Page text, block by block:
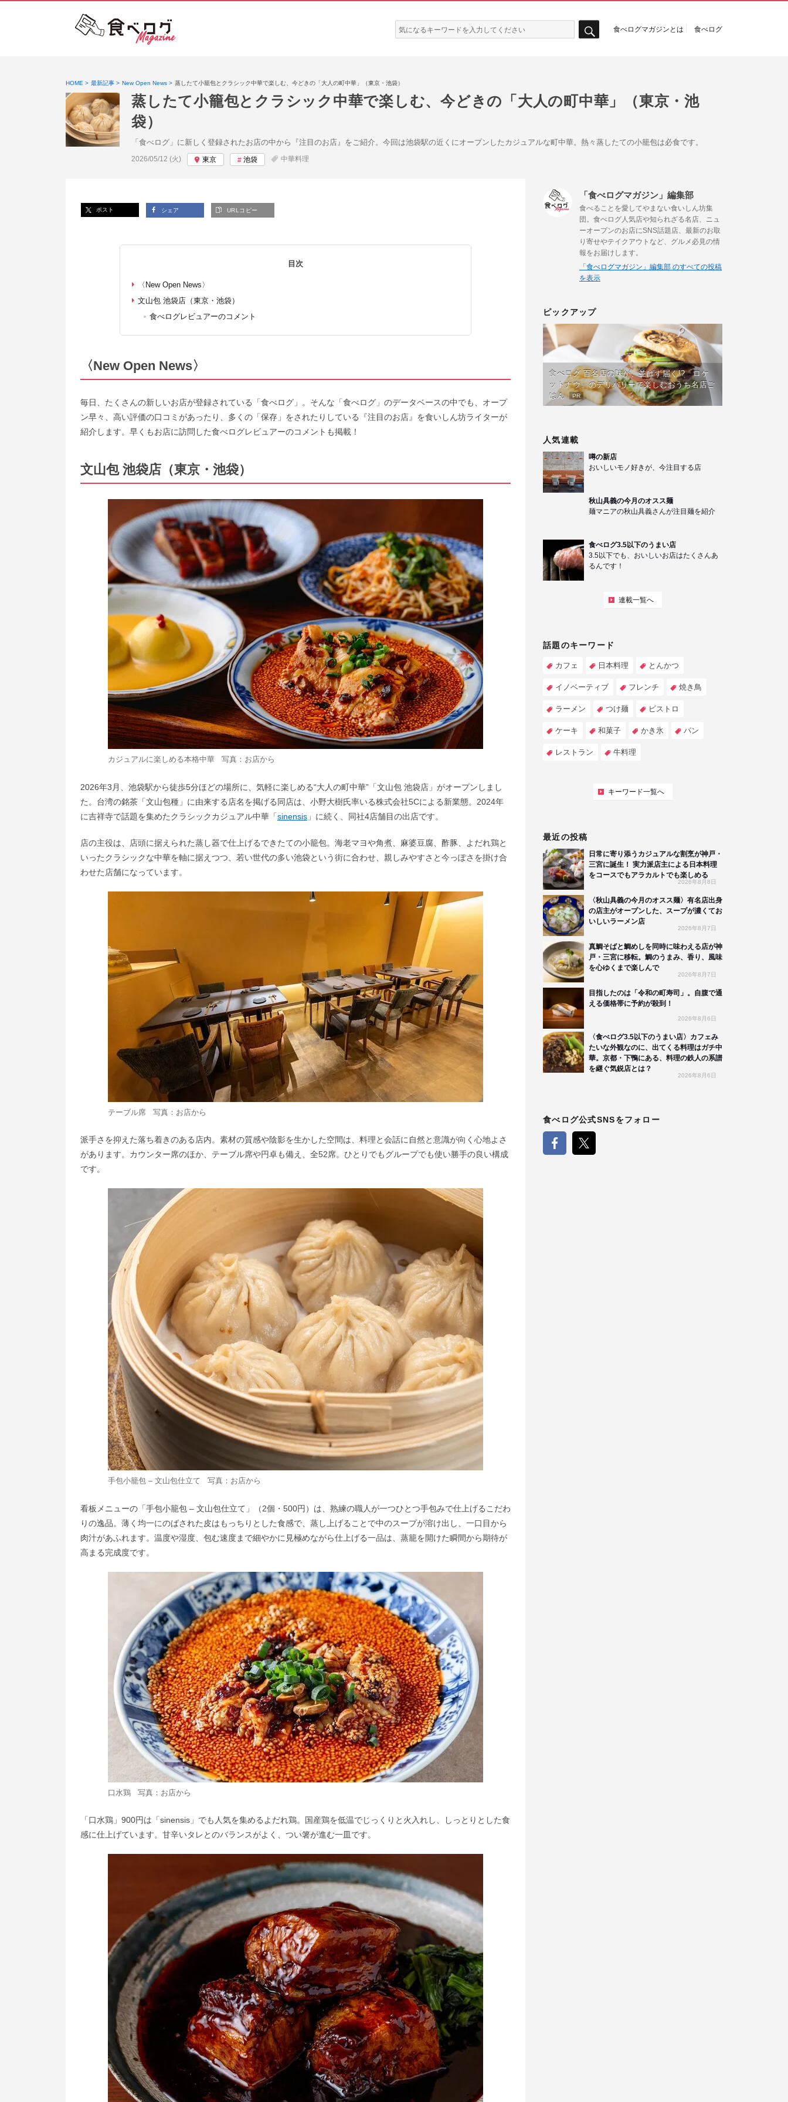
検
索:
食べログマガジンとは 食べログ
HOME 最新記事 New Open News 蒸したて小籠包とクラシック中華で楽しむ、今どきの「大人の町中華」（東京・池袋）
蒸したて小籠包とクラシック中華で楽しむ、今どきの「大人の町中華」（東京・池
袋）
「食べログ」に新しく登録されたお店の中から『注目のお店』をご紹介。今回は池袋駅の近くにオープンしたカジュアルな町中華。熱々蒸したての小籠包は必食です。
投稿日:
2026/05/12 (火) 東京 池袋 中華料理
ポスト シェア URLコピー
目次
〈New Open News〉
文山包 池袋店（東京・池袋）
食べログレビュアーのコメント
〈New Open News〉
毎日、たくさんの新しいお店が登録されている「食べログ」。そんな「食べログ」のデータベースの中でも、オープ
ン早々、高い評価の口コミがあったり、多くの「保存」をされたりしている『注目のお店』を食いしん坊ライターが
紹介します。早くもお店に訪問した食べログレビュアーのコメントも掲載！
文山包 池袋店（東京・池袋）
カジュアルに楽しめる本格中華 写真：お店から
2026年3月、池袋駅から徒歩5分ほどの場所に、気軽に楽しめる“大人の町中華”「文山包 池袋店」がオープンしまし
た。台湾の銘茶「文山包種」に由来する店名を掲げる同店は、小野大樹氏率いる株式会社5Cによる新業態。2024年
に吉祥寺で話題を集めたクラシックカジュアル中華「sinensis 」に続く、同社4店舗目の出店です。
店の主役は、店頭に据えられた蒸し器で仕上げるできたての小籠包。海老マヨや角煮、麻婆豆腐、酢豚、よだれ鶏と
いったクラシックな中華を軸に据えつつ、若い世代の多い池袋という街に合わせ、親しみやすさと今っぽさを掛け合
わせた店舗になっています。
テーブル席 写真：お店から
派手さを抑えた落ち着きのある店内。素材の質感や陰影を生かした空間は、料理と会話に自然と意識が向く心地よさ
があります。カウンター席のほか、テーブル席や円卓も備え、全52席。ひとりでもグループでも使い勝手の良い構成
です。
手包小籠包 – 文山包仕立て 写真：お店から
看板メニューの「手包小籠包 – 文山包仕立て」（2個・500円）は、熟練の職人が一つひとつ手包みで仕上げるこだわ
りの逸品。薄く均一にのばされた皮はもっちりとした食感で、蒸し上げることで中のスープが溶け出し、一口目から
肉汁があふれます。温度や湿度、包む速度まで細やかに見極めながら仕上げる一品は、蒸籠を開けた瞬間から期待が
高まる完成度です。
口水鶏 写真：お店から
「口水鶏」900円は「sinensis」でも人気を集めるよだれ鶏。国産鶏を低温でじっくりと火入れし、しっとりとした食
感に仕上げています。甘辛いタレとのバランスがよく、つい箸が進む一皿です。
「食べログマガジン」編集部
食べることを愛してやまない食いしん坊集
団。食べログ人気店や知られざる名店、ニュ
ーオープンのお店にSNS話題店、最新のお取
り寄せやテイクアウトなど、グルメ必見の情
報をお届けします。
「食べログマガジン」編集部 のすべての投稿
を表示
ピックアップ
食べログ 百名店の味が、並ばず届く!?「ロケ
ットナウ」のデリバリーで楽しむおうち名店ご
はん
PR
人気連載
噂の新店
おいしいモノ好きが、今注目する店
秋山具義の今月のオスス麺
麺マニアの秋山具義さんが注目麺を紹介
食べログ3.5以下のうまい店
3.5以下でも、おいしいお店はたくさんあ
るんです！
連載一覧へ
話題のキーワード
カフェ 日本料理 とんかつ
イノベーティブ フレンチ 焼き鳥
ラーメン つけ麺 ビストロ
ケーキ 和菓子 かき氷 パン
レストラン 牛料理
キーワード一覧へ
最近の投稿
日常に寄り添うカジュアルな割烹が神戸・
三宮に誕生！ 実力派店主による日本料理
をコースでもアラカルトでも楽しめる
2026年8月8日
〈秋山具義の今月のオスス麺〉有名店出身
の店主がオープンした、スープが濃くてお
いしいラーメン店
2026年8月7日
真鯛そばと鯛めしを同時に味わえる店が神
戸・三宮に移転。鯛のうまみ、香り、風味
を心ゆくまで楽しんで
2026年8月7日
目指したのは「令和の町寿司」。自腹で通
える価格帯に予約が殺到！
2026年8月6日
〈食べログ3.5以下のうまい店〉カフェみ
たいな外観なのに、出てくる料理はガチ中
華。京都・下鴨にある、料理の鉄人の系譜
を継ぐ気鋭店とは？
2026年8月6日
食べログ公式SNSをフォロー